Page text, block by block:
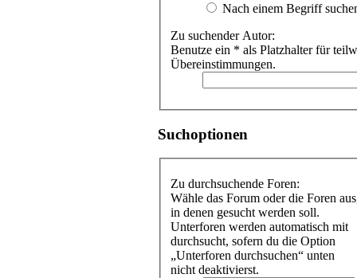
Nach einem Begriff
Zu suchender Autor:
Benutze ein * als Platzhalter für
Übereinstimmungen.
Suchoptionen
Zu durchsuchende Foren:
Wähle das Forum oder die Foren
in denen gesucht werden soll.
Unterforen werden automatisch mit
durchsucht, sofern du die Option
„Unterforen durchsuchen“ unten
nicht deaktivierst.